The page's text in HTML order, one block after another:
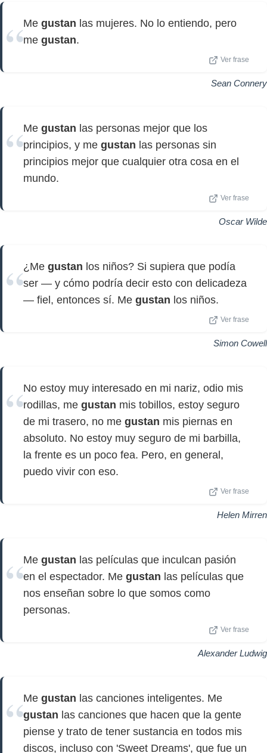
Me gustan las mujeres. No lo entiendo, pero
me gustan.
Ver frase
Sean Connery
Me gustan las personas mejor que los
principios, y me gustan las personas sin
principios mejor que cualquier otra cosa en el
mundo.
Ver frase
Oscar Wilde
¿Me gustan los niños? Si supiera que podía
ser — y cómo podría decir esto con delicadeza
— fiel, entonces sí. Me gustan los niños.
Ver frase
Simon Cowell
No estoy muy interesado en mi nariz, odio mis
rodillas, me gustan mis tobillos, estoy seguro
de mi trasero, no me gustan mis piernas en
absoluto. No estoy muy seguro de mi barbilla,
la frente es un poco fea. Pero, en general,
puedo vivir con eso.
Ver frase
Helen Mirren
Me gustan las películas que inculcan pasión
en el espectador. Me gustan las películas que
nos enseñan sobre lo que somos como
personas.
Ver frase
Alexander Ludwig
Me gustan las canciones inteligentes. Me
gustan las canciones que hacen que la gente
piense y trato de tener sustancia en todos mis
discos, incluso con 'Sweet Dreams', que fue un